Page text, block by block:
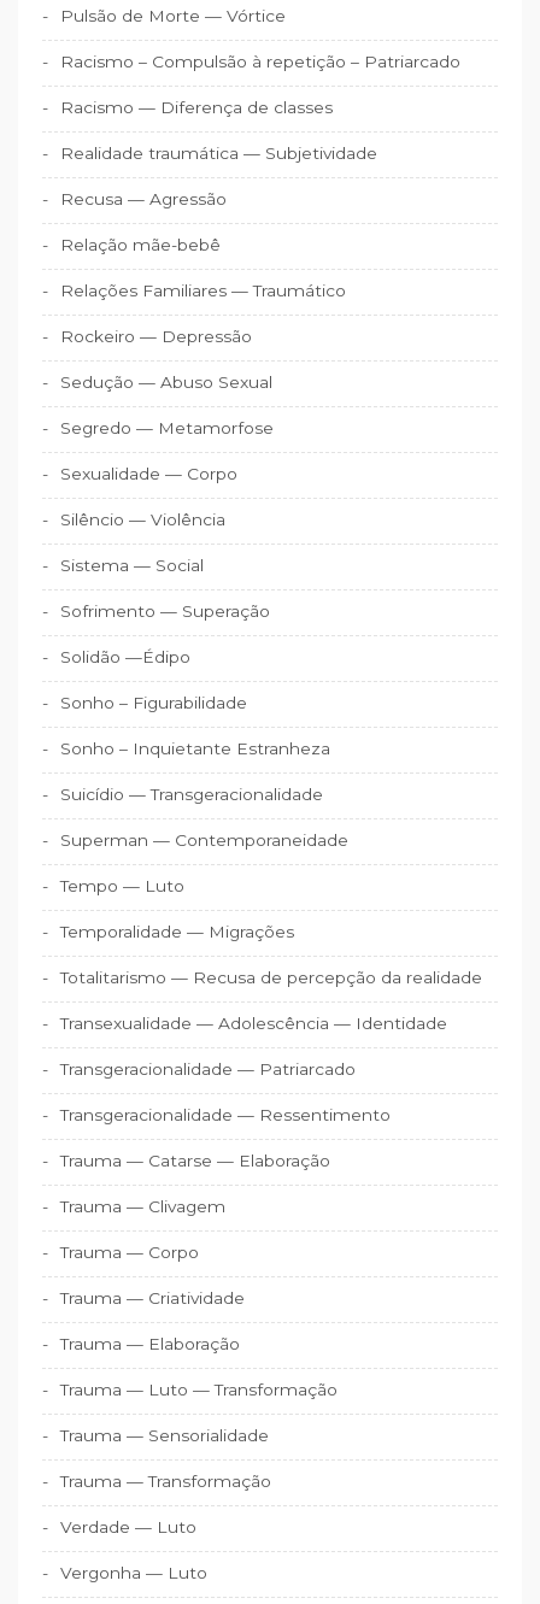
Pulsão de Morte — Vórtice
Racismo – Compulsão à repetição – Patriarcado
Racismo — Diferença de classes
Realidade traumática — Subjetividade
Recusa — Agressão
Relação mãe-bebê
Relações Familiares — Traumático
Rockeiro — Depressão
Sedução — Abuso Sexual
Segredo — Metamorfose
Sexualidade — Corpo
Silêncio — Violência
Sistema — Social
Sofrimento — Superação
Solidão —Édipo
Sonho – Figurabilidade
Sonho – Inquietante Estranheza
Suicídio — Transgeracionalidade
Superman — Contemporaneidade
Tempo — Luto
Temporalidade — Migrações
Totalitarismo — Recusa de percepção da realidade
Transexualidade — Adolescência — Identidade
Transgeracionalidade — Patriarcado
Transgeracionalidade — Ressentimento
Trauma — Catarse — Elaboração
Trauma — Clivagem
Trauma — Corpo
Trauma — Criatividade
Trauma — Elaboração
Trauma — Luto — Transformação
Trauma — Sensorialidade
Trauma — Transformação
Verdade — Luto
Vergonha — Luto